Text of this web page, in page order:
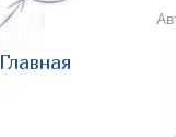
Главная